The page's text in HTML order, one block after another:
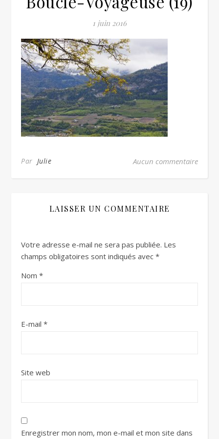
1 juin 2016
Par Julie Aucun commentaire
LAISSER UN COMMENTAIRE
Votre adresse e-mail ne sera pas publiée. Les
champs obligatoires sont indiqués avec *
Nom *
E-mail *
Site web
Enregistrer mon nom, mon e-mail et mon site dans